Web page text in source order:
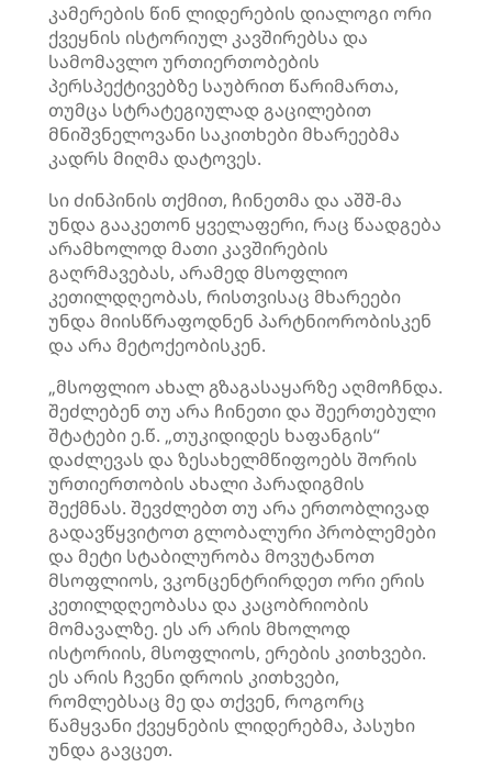
კამერების წინ ლიდერების დიალოგი ორი
ქვეყნის ისტორიულ კავშირებსა და
სამომავლო ურთიერთობების
პერსპექტივებზე საუბრით წარიმართა,
თუმცა სტრატეგიულად გაცილებით
მნიშვნელოვანი საკითხები მხარეებმა
კადრს მიღმა დატოვეს.
სი ძინპინის თქმით, ჩინეთმა და აშშ-მა
უნდა გააკეთონ ყველაფერი, რაც წაადგება
არამხოლოდ მათი კავშირების
გაღრმავებას, არამედ მსოფლიო
კეთილდღეობას, რისთვისაც მხარეები
უნდა მიისწრაფოდნენ პარტნიორობისკენ
და არა მეტოქეობისკენ.
„მსოფლიო ახალ გზაგასაყარზე აღმოჩნდა.
შეძლებენ თუ არა ჩინეთი და შეერთებული
შტატები ე.წ. „თუკიდიდეს ხაფანგის“
დაძლევას და ზესახელმწიფოებს შორის
ურთიერთობის ახალი პარადიგმის
შექმნას. შევძლებთ თუ არა ერთობლივად
გადავწყვიტოთ გლობალური პრობლემები
და მეტი სტაბილურობა მოვუტანოთ
მსოფლიოს, ვკონცენტრირდეთ ორი ერის
კეთილდღეობასა და კაცობრიობის
მომავალზე. ეს არ არის მხოლოდ
ისტორიის, მსოფლიოს, ერების კითხვები.
ეს არის ჩვენი დროის კითხვები,
რომლებსაც მე და თქვენ, როგორც
წამყვანი ქვეყნების ლიდერებმა, პასუხი
უნდა გავცეთ.